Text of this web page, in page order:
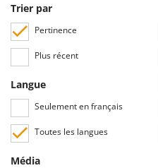
Trier par
Pertinence
Plus récent
Langue
Seulement en français
Toutes les langues
Média